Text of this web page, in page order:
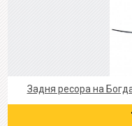
Задня ресора на